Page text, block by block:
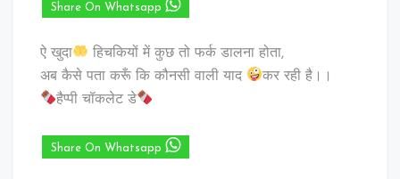
Share On Whatsapp
ऐ खुदा
हिचकियों में कुछ तो फर्क डालना होता,
अब कैसे पता करूँ कि कौनसी वाली याद
कर रही है।।
हैप्पी चॉकलेट डे
Share On Whatsapp